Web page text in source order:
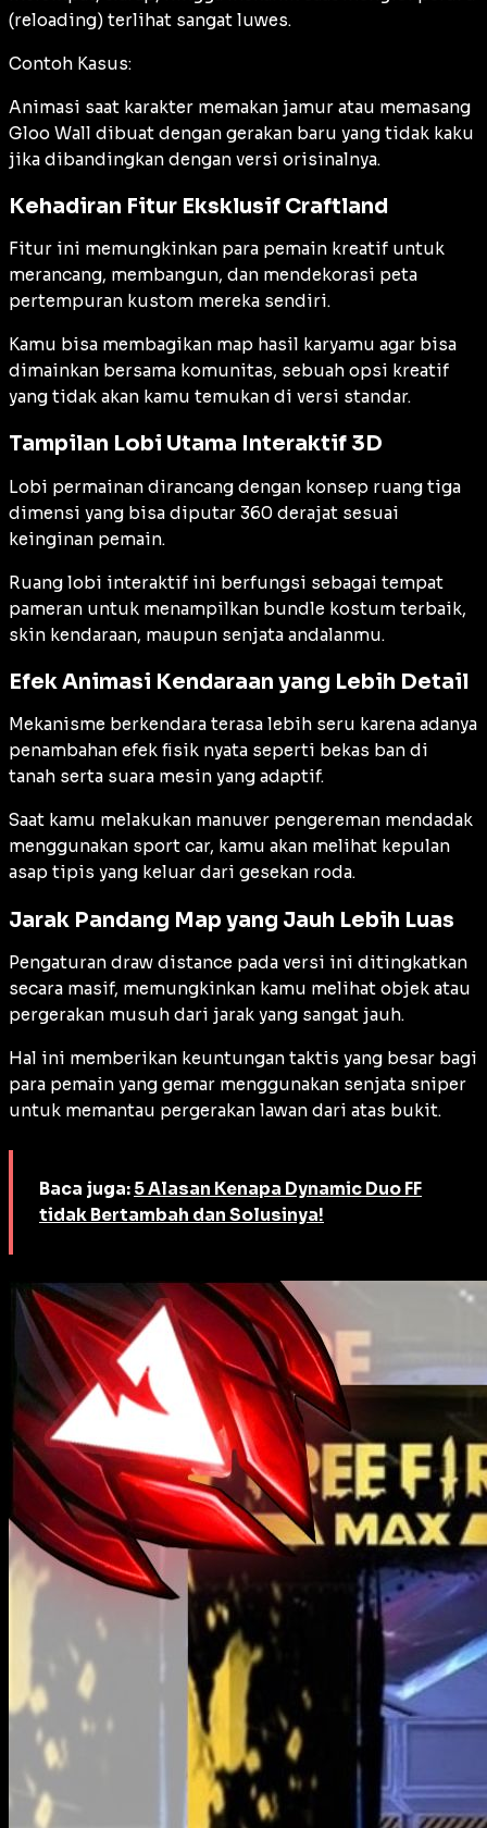
(reloading) terlihat sangat luwes.
Contoh Kasus:
Animasi saat karakter memakan jamur atau memasang
Gloo Wall dibuat dengan gerakan baru yang tidak kaku
jika dibandingkan dengan versi orisinalnya.
Kehadiran Fitur Eksklusif Craftland
Fitur ini memungkinkan para pemain kreatif untuk
merancang, membangun, dan mendekorasi peta
pertempuran kustom mereka sendiri.
Kamu bisa membagikan map hasil karyamu agar bisa
dimainkan bersama komunitas, sebuah opsi kreatif
yang tidak akan kamu temukan di versi standar.
Tampilan Lobi Utama Interaktif 3D
Lobi permainan dirancang dengan konsep ruang tiga
dimensi yang bisa diputar 360 derajat sesuai
keinginan pemain.
Ruang lobi interaktif ini berfungsi sebagai tempat
pameran untuk menampilkan bundle kostum terbaik,
skin kendaraan, maupun senjata andalanmu.
Efek Animasi Kendaraan yang Lebih Detail
Mekanisme berkendara terasa lebih seru karena adanya
penambahan efek fisik nyata seperti bekas ban di
tanah serta suara mesin yang adaptif.
Saat kamu melakukan manuver pengereman mendadak
menggunakan sport car, kamu akan melihat kepulan
asap tipis yang keluar dari gesekan roda.
Jarak Pandang Map yang Jauh Lebih Luas
Pengaturan draw distance pada versi ini ditingkatkan
secara masif, memungkinkan kamu melihat objek atau
pergerakan musuh dari jarak yang sangat jauh.
Hal ini memberikan keuntungan taktis yang besar bagi
para pemain yang gemar menggunakan senjata sniper
untuk memantau pergerakan lawan dari atas bukit.
Baca juga: 5 Alasan Kenapa Dynamic Duo FF
tidak Bertambah dan Solusinya!